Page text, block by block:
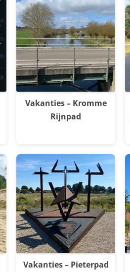
Vakanties – Kromme
Rijnpad
Vakanties – Pieterpad